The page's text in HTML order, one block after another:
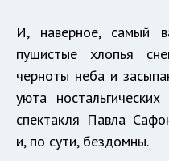
И, наверное, самый
пушистые хлопья
черноты неба и
уюта
спектакля Павла
и, по сути, бездомны.